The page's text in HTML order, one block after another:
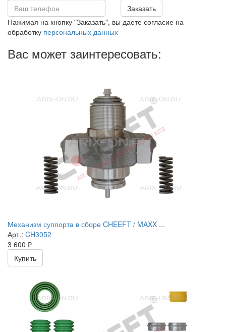
Заказать
Нажимая на кнопку "Заказать", вы даете согласие на
обработку персональных данных
Вас может заинтересовать:
Механизм суппорта в сборе CHEEFT / MAXX ...
Арт.: CH3052
3 600 ₽
Купить